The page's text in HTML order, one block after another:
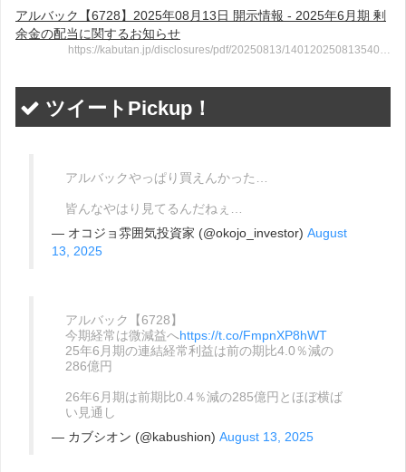
アルバック【6728】2025年08月13日 開示情報 - 2025年6月期 剰
余金の配当に関するお知らせ
https://kabutan.jp/disclosures/pdf/20250813/140120250813540…
ツイートPickup！
アルバックやっぱり買えんかった…
皆んなやはり見てるんだねぇ…
— オコジョ雰囲気投資家 (@okojo_investor) August
13, 2025
アルバック【6728】
今期経常は微減益へhttps://t.co/FmpnXP8hWT
25年6月期の連結経常利益は前の期比4.0％減の
286億円
26年6月期は前期比0.4％減の285億円とほぼ横ば
い見通し
— カブシオン (@kabushion) August 13, 2025